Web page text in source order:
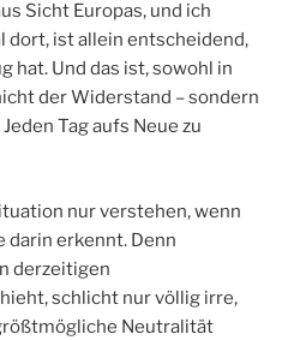
Sicht Europas, und ich
dort, ist allein entscheidend,
hat. Und das ist, sowohl in
der Widerstand – sondern
Tag aufs Neue zu
nur verstehen, wenn
darin erkennt. Denn
derzeitigen
schlicht nur völlig irre,
Neutralität